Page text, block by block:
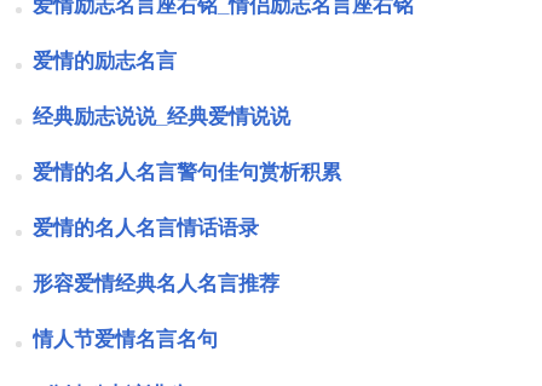
爱情励志名言座右铭_情侣励志名言座右铭
爱情的励志名言
经典励志说说_经典爱情说说
爱情的名人名言警句佳句赏析积累
爱情的名人名言情话语录
形容爱情经典名人名言推荐
情人节爱情名言名句